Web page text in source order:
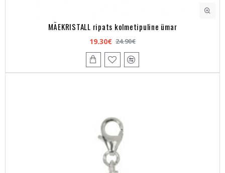
MÄEKRISTALL ripats kolmetipuline ümar
19.30€ 24.90€